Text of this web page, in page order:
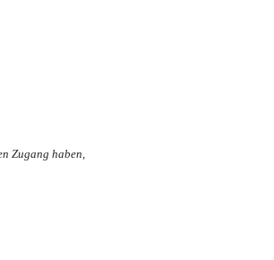
Zugang haben,